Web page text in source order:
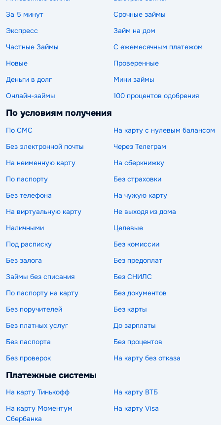
За 5 минут
Срочные займы
Экспресс
Займ на дом
Частные Займы
С ежемесячным платежом
Новые
Проверенные
Деньги в долг
Мини займы
Онлайн-займы
100 процентов одобрения
По условиям получения
По СМС
На карту с нулевым балансом
Без электронной почты
Через Телеграм
На неименную карту
На сберкнижку
По паспорту
Без страховки
Без телефона
На чужую карту
На виртуальную карту
Не выходя из дома
Наличными
Целевые
Под расписку
Без комиссии
Без залога
Без предоплат
Займы без списания
Без СНИЛС
По паспорту на карту
Без документов
Без поручителей
Без карты
Без платных услуг
До зарплаты
Без паспорта
Без процентов
Без проверок
На карту без отказа
Платежные системы
На карту Тинькофф
На карту ВТБ
На карту Моментум
Сбербанка
На карту Visa